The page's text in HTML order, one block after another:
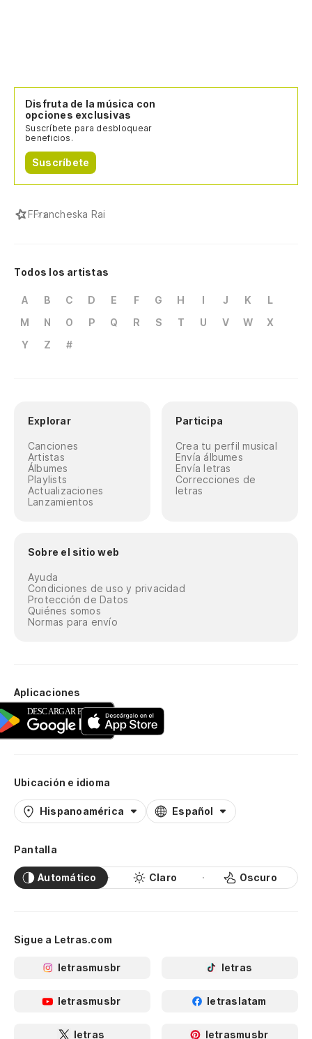
Disfruta de la música con
opciones exclusivas
Suscríbete para desbloquear
beneficios.
Suscríbete
FFrancheska Rai
Todos los artistas
A B C D E F G H I J K
L
M
N O P Q R S T U V W
X
Y
Z #
Explorar
Canciones
Artistas
Álbumes
Playlists
Actualizaciones
Lanzamientos
Participa
Crea tu perfil musical
Envía álbumes
Envía letras
Correcciones de
letras
Sobre el sitio web
Ayuda
Condiciones de uso y privacidad
Protección de Datos
Quiénes somos
Normas para envío
Aplicaciones
Ubicación e idioma
Hispanoamérica Español
Pantalla
Automático Claro Oscuro
Sigue a Letras.com
letrasmusbr letras
letrasmusbr letraslatam
letras letrasmusbr